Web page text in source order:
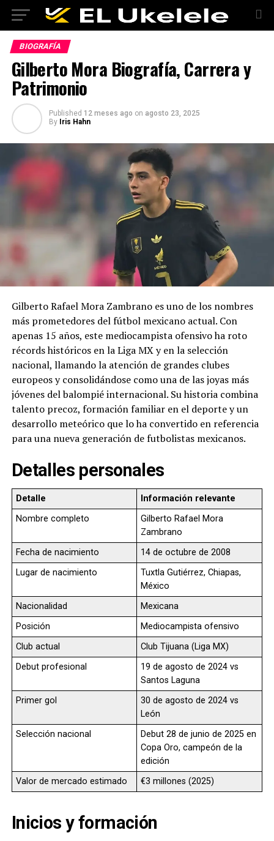
BIOGRAFÍA
Gilberto Mora Biografía, Carrera y
Patrimonio
Published 12 meses ago on agosto 23, 2025
By Iris Hahn
Gilberto Rafael Mora Zambrano es uno de los nombres
más prometedores del fútbol mexicano actual. Con
apenas 15 años, este mediocampista ofensivo ha roto
récords históricos en la Liga MX y en la selección
nacional, llamando la atención de grandes clubes
europeos y consolidándose como una de las joyas más
jóvenes del balompié internacional. Su historia combina
talento precoz, formación familiar en el deporte y un
desarrollo meteórico que lo ha convertido en referencia
para una nueva generación de futbolistas mexicanos.
Detalles personales
Detalle
Información relevante
Nombre completo
Gilberto Rafael Mora
Zambrano
Fecha de nacimiento
14 de octubre de 2008
Lugar de nacimiento
Tuxtla Gutiérrez, Chiapas,
México
Nacionalidad
Mexicana
Posición
Mediocampista ofensivo
Club actual
Club Tijuana (Liga MX)
Debut profesional
19 de agosto de 2024 vs
Santos Laguna
Primer gol
30 de agosto de 2024 vs
León
Selección nacional
Debut 28 de junio de 2025 en
Copa Oro, campeón de la
edición
Valor de mercado estimado
€3 millones (2025)
Inicios y formación